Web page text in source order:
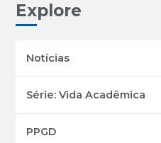
Explore
Notícias
Série: Vida Acadêmica
PPGD